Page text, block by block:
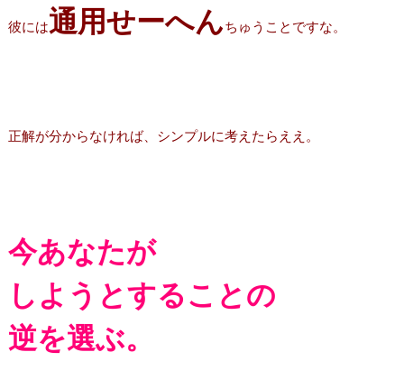
彼には通用せーへんちゅうことですな。
正解が分からなければ、シンプルに考えたらええ。
今あなたが
しようとすることの
逆を選ぶ。